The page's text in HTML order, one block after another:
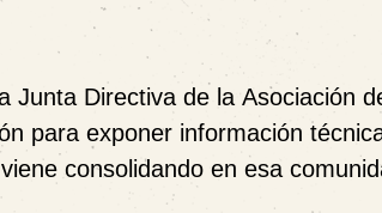
Junta Directiva de la Asociación
para exponer información
consolidando en esa